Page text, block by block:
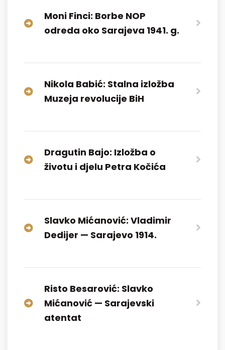
Moni Finci: Borbe NOP
odreda oko Sarajeva 1941. g.
Nikola Babić: Stalna izložba
Muzeja revolucije BiH
Dragutin Bajo: Izložba o
životu i djelu Petra Kočića
Slavko Mićanović: Vladimir
Dedijer — Sarajevo 1914.
Risto Besarović: Slavko
Mićanović — Sarajevski
atentat